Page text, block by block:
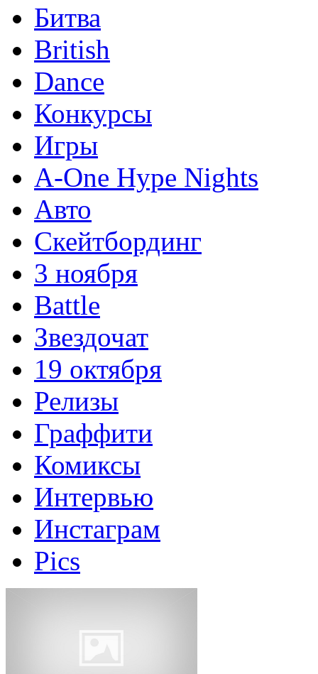
Битва
British
Dance
Конкурсы
Игры
A-One Hype Nights
Авто
Скейтбординг
3 ноября
Battle
Звездочат
19 октября
Релизы
Граффити
Комиксы
Интервью
Инстаграм
Pics